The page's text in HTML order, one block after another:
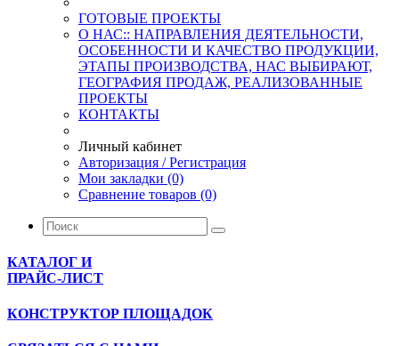
ГОТОВЫЕ ПРОЕКТЫ
О НАС:: НАПРАВЛЕНИЯ ДЕЯТЕЛЬНОСТИ,
ОСОБЕННОСТИ И КАЧЕСТВО ПРОДУКЦИИ,
ЭТАПЫ ПРОИЗВОДСТВА, НАС ВЫБИРАЮТ,
ГЕОГРАФИЯ ПРОДАЖ, РЕАЛИЗОВАННЫЕ
ПРОЕКТЫ
КОНТАКТЫ
Личный кабинет
Авторизация / Регистрация
Мои закладки (0)
Сравнение товаров (0)
КАТАЛОГ И
ПРАЙС-ЛИСТ
КОНСТРУКТОР ПЛОЩАДОК